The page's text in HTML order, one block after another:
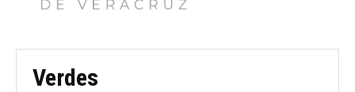
Verdes